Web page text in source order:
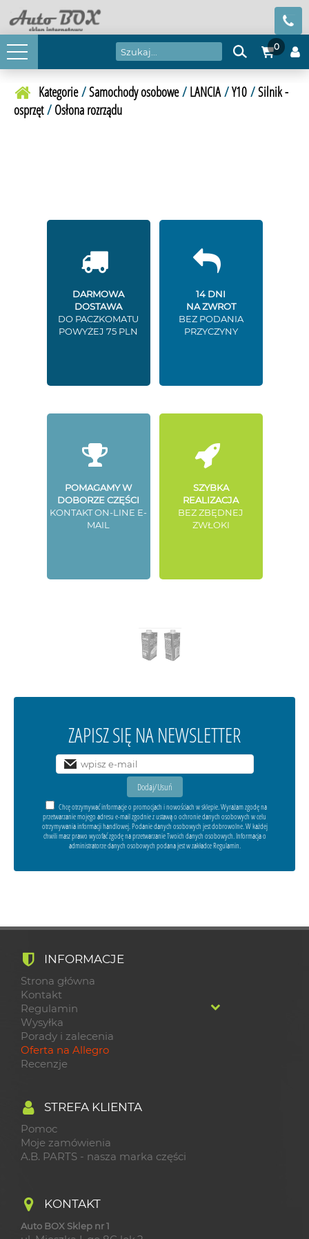
0
Kategorie/Samochody osobowe/ LANCIA/Y10/Silnik -
osprzęt/ Osłona rozrządu
DARMOWA
DOSTAWA
DO PACZKOMATU
POWYŻEJ 75 PLN
14 DNI
NA ZWROT
BEZ PODANIA
PRZYCZYNY
POMAGAMY W
DOBORZE CZĘŚCI
KONTAKT ON-LINE E-
MAIL
SZYBKA
REALIZACJA
BEZ ZBĘDNEJ
ZWŁOKI
ZAPISZ SIĘ NA NEWSLETTER
Chcę otrzymywać informacje o promocjach i nowościach w sklepie. Wyrażam zgodę na
przetwarzanie mojego adresu e-mail zgodnie z ustawą o ochronie danych osobowych w celu
otrzymywania informacji handlowej. Podanie danych osobowych jest dobrowolne. W każdej
chwili masz prawo wycofać zgodę na przetwarzanie Twoich danych osobowych. Informacja o
administratorze danych osobowych podana jest w zakładce Regulamin.
INFORMACJE
Strona główna
Kontakt
Regulamin
Wysyłka
Porady i zalecenia
Oferta na Allegro
Recenzje
STREFA KLIENTA
Pomoc
Moje zamówienia
A.B. PARTS - nasza marka części
KONTAKT
Auto BOX Sklep nr 1